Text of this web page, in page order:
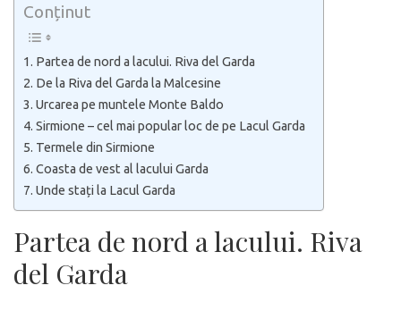
Conținut
Partea de nord a lacului. Riva del Garda
De la Riva del Garda la Malcesine
Urcarea pe muntele Monte Baldo
Sirmione – cel mai popular loc de pe Lacul Garda
Termele din Sirmione
Coasta de vest al lacului Garda
Unde stați la Lacul Garda
Partea de nord a lacului. Riva
del Garda